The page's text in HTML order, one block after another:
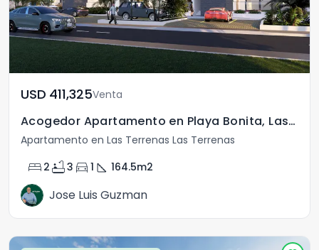
USD	411,325Venta
Acogedor Apartamento en Playa Bonita, Las Terrenas
Apartamento en Las Terrenas Las Terrenas
bed 2 bathtub3 directions_car 1 square_foot 164.5m2
Jose Luis Guzman